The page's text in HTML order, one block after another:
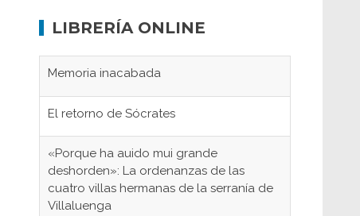
LIBRERÍA ONLINE
Memoria inacabada
El retorno de Sócrates
«Porque ha auido mui grande
deshorden»: La ordenanzas de las
cuatro villas hermanas de la serranía de
Villaluenga